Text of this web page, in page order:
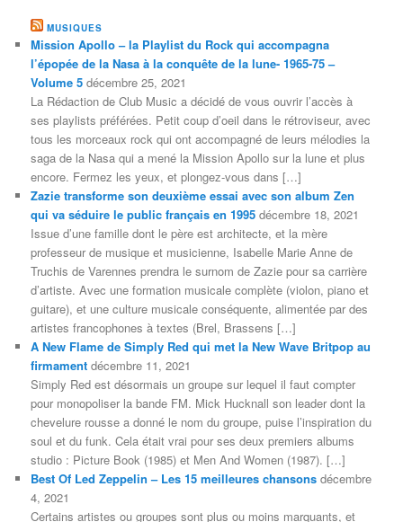
MUSIQUES
Mission Apollo – la Playlist du Rock qui accompagna
l’épopée de la Nasa à la conquête de la lune- 1965-75 –
Volume 5 décembre 25, 2021
La Rédaction de Club Music a décidé de vous ouvrir l’accès à
ses playlists préférées. Petit coup d’oeil dans le rétroviseur, avec
tous les morceaux rock qui ont accompagné de leurs mélodies la
saga de la Nasa qui a mené la Mission Apollo sur la lune et plus
encore. Fermez les yeux, et plongez-vous dans […]
Zazie transforme son deuxième essai avec son album Zen
qui va séduire le public français en 1995 décembre 18, 2021
Issue d’une famille dont le père est architecte, et la mère
professeur de musique et musicienne, Isabelle Marie Anne de
Truchis de Varennes prendra le surnom de Zazie pour sa carrière
d’artiste. Avec une formation musicale complète (violon, piano et
guitare), et une culture musicale conséquente, alimentée par des
artistes francophones à textes (Brel, Brassens […]
A New Flame de Simply Red qui met la New Wave Britpop au
firmament décembre 11, 2021
Simply Red est désormais un groupe sur lequel il faut compter
pour monopoliser la bande FM. Mick Hucknall son leader dont la
chevelure rousse a donné le nom du groupe, puise l’inspiration du
soul et du funk. Cela était vrai pour ses deux premiers albums
studio : Picture Book (1985) et Men And Women (1987). […]
Best Of Led Zeppelin – Les 15 meilleures chansons décembre
4, 2021
Certains artistes ou groupes sont plus ou moins marquants, et